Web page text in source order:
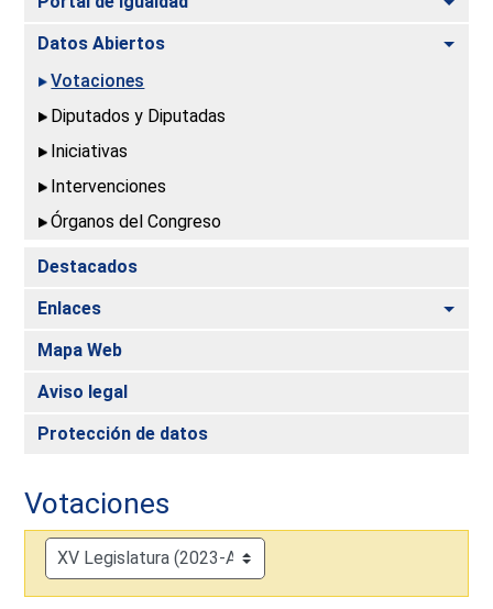
Datos Abiertos
Votaciones
Diputados y Diputadas
Iniciativas
Intervenciones
Órganos del Congreso
Destacados
Enlaces
Mapa Web
Aviso legal
Protección de datos
Votaciones